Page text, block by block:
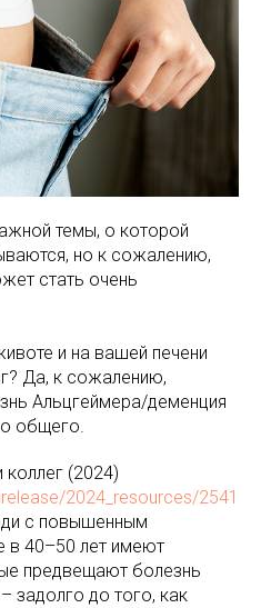
темы, о которой
но к сожалению,
стать очень
и на вашей печени
Да, к сожалению,
Альцгеймера/деменция
общего.
коллег (2024)
2024_resources/2541
с повышенным
40–50 лет имеют
предвещают болезнь
задолго до того, как